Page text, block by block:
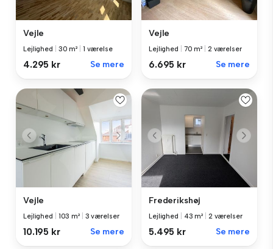
Vejle
Lejlighed 30 m² 1 værelse
4.295 kr Se mere
Vejle
Lejlighed 70 m² 2 værelser
6.695 kr Se mere
Vejle
Lejlighed 103 m² 3 værelser
10.195 kr Se mere
Frederikshøj
Lejlighed 43 m² 2 værelser
5.495 kr Se mere